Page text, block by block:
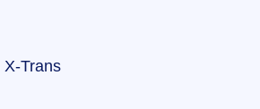
X-Trans